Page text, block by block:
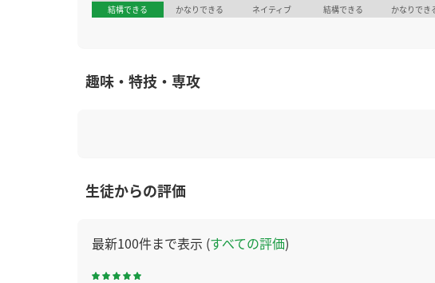
結構できる
かなりできる ネイティブ
結構できる
かなりでき
趣味・特技・専攻
生徒からの評価
最新100件まで表示 (すべての評価)